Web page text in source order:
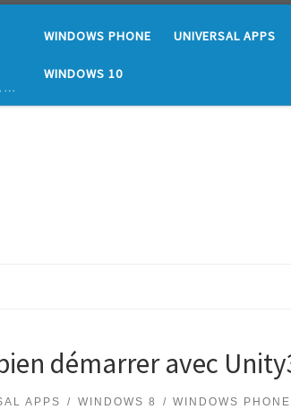
…
WINDOWS PHONE UNIVERSAL APPS
WINDOWS 10
démarrer avec
APPS WINDOWS 8 WINDOWS PHONE